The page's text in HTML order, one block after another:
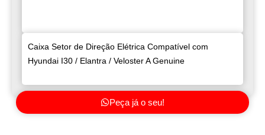
Caixa Setor de Direção Elétrica Compatível com
Hyundai I30 / Elantra / Veloster A Genuine
Peça já o seu!